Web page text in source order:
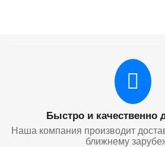
Быстро и качественно
Наша компания производит
ближнему